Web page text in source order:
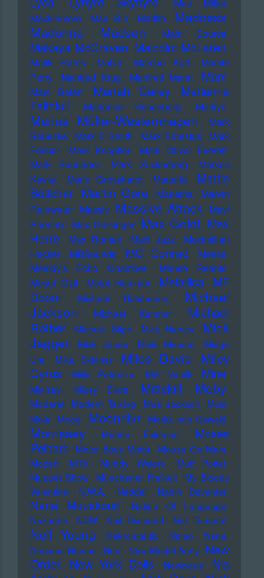
Macklemore
Mad Sin Madlib
Madness
Madonna
Madsen Main Source
Makaya McCraven Malcolm McLaren
Malik Harris Malva Mambo Kurt
Mamie
Perry
Manfred Krug Manfred Mann Mani
Marc Bolan Mariah Carey
Marianne
Faithfull
Marianne Rosenberg Marilyn
Marius Müller-Westernhagen
Mark
Benecke Mark E Smith Mark Ernestus Mark
Forster
Mark Knopfler
Mark Oliver Everett
Mark Saunders
Mark Zuckerberg
Markus
Kavka
Marlo Grosshardt Marteria
Martin
Böttcher Martin Gore Marusha
Marvin
Rainwater Massiv Massive Attack Mavi
Phoenix Max Giesinger Max Goldt Max
Herre
Max Romeo Maxi Jazz
Maximilian
Hecker
MBSounds MC Conrad
Meese
Melody's Echo Chamber
Mense Reents
Mesut Özil
Metal Hammer Metallica MF
Doom
Michael Hutchence
Michael
Jackson
Michael Kemner
Michael
Rother
Michael Stipe Mick Harvey
Mick
Jagger
Mick Jones Micki Meuser
Midge
Ure
Mike Skinner Miles Davis
Miley
Cyrus
Mille Petrozza Milli Vanilli Mine
Ministry Missy Elliott Mittekill Moby
Moderat Modern Talking Moe Jacksch
Mois
Mola
Moog Moonriivr Moritz von Oswald
Morrissey Morton Feldman
Moses
Pelham
Motor Boys Motor
Mouse On Mars
Mozart
MTV Muddy Waters
Muff Potter
Muppet Show
Münchener Freiheit
My Bloody
Valentine
N.W.A. Naddel Nadin Deventer
Nana Mouskouri
Nation Of Language
Nazareth
NDW Neil Diamond Neil Tennant
Neil Young Nekromantix Nemo
Nena
Nervous Norvus Neu! New Model Army New
Order New York Dolls Newcleus
Nia